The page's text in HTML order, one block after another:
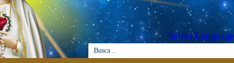
Select Language